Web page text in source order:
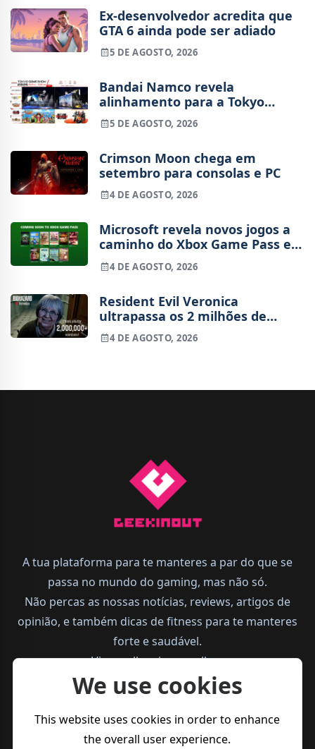
Ex-desenvolvedor acredita que
GTA 6 ainda pode ser adiado
5 DE AGOSTO, 2026
Bandai Namco revela
alinhamento para a Tokyo
Game Show 2026
5 DE AGOSTO, 2026
Crimson Moon chega em
setembro para consolas e PC
4 DE AGOSTO, 2026
Microsoft revela novos jogos a
caminho do Xbox Game Pass em
agosto
4 DE AGOSTO, 2026
Resident Evil Veronica
ultrapassa os 2 milhões de
wishlists
4 DE AGOSTO, 2026
A tua plataforma para te manteres a par do que se
passa no mundo do gaming, mas não só.
Não percas as nossas notícias, reviews, artigos de
opinião, e também dicas de fitness para te manteres
forte e saudável.
Vive melhor, joga melhor.
We use cookies
This website uses cookies in order to enhance
the overall user experience.